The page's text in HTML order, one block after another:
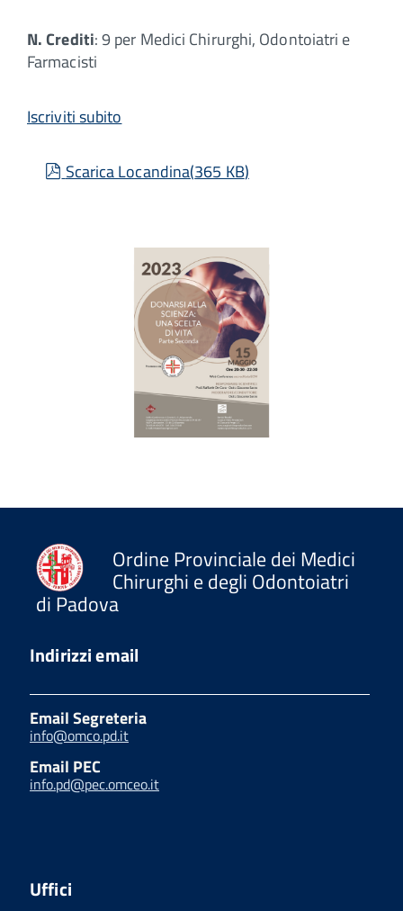
N. Crediti: 9 per Medici Chirurghi, Odontoiatri e
Farmacisti
Iscriviti subito
pdf
Scarica Locandina(365 KB)
Ordine Provinciale dei Medici
Chirurghi e degli Odontoiatri
di Padova
Indirizzi email
Email Segreteria
info@omco.pd.it
Email PEC
info.pd@pec.omceo.it
Uffici